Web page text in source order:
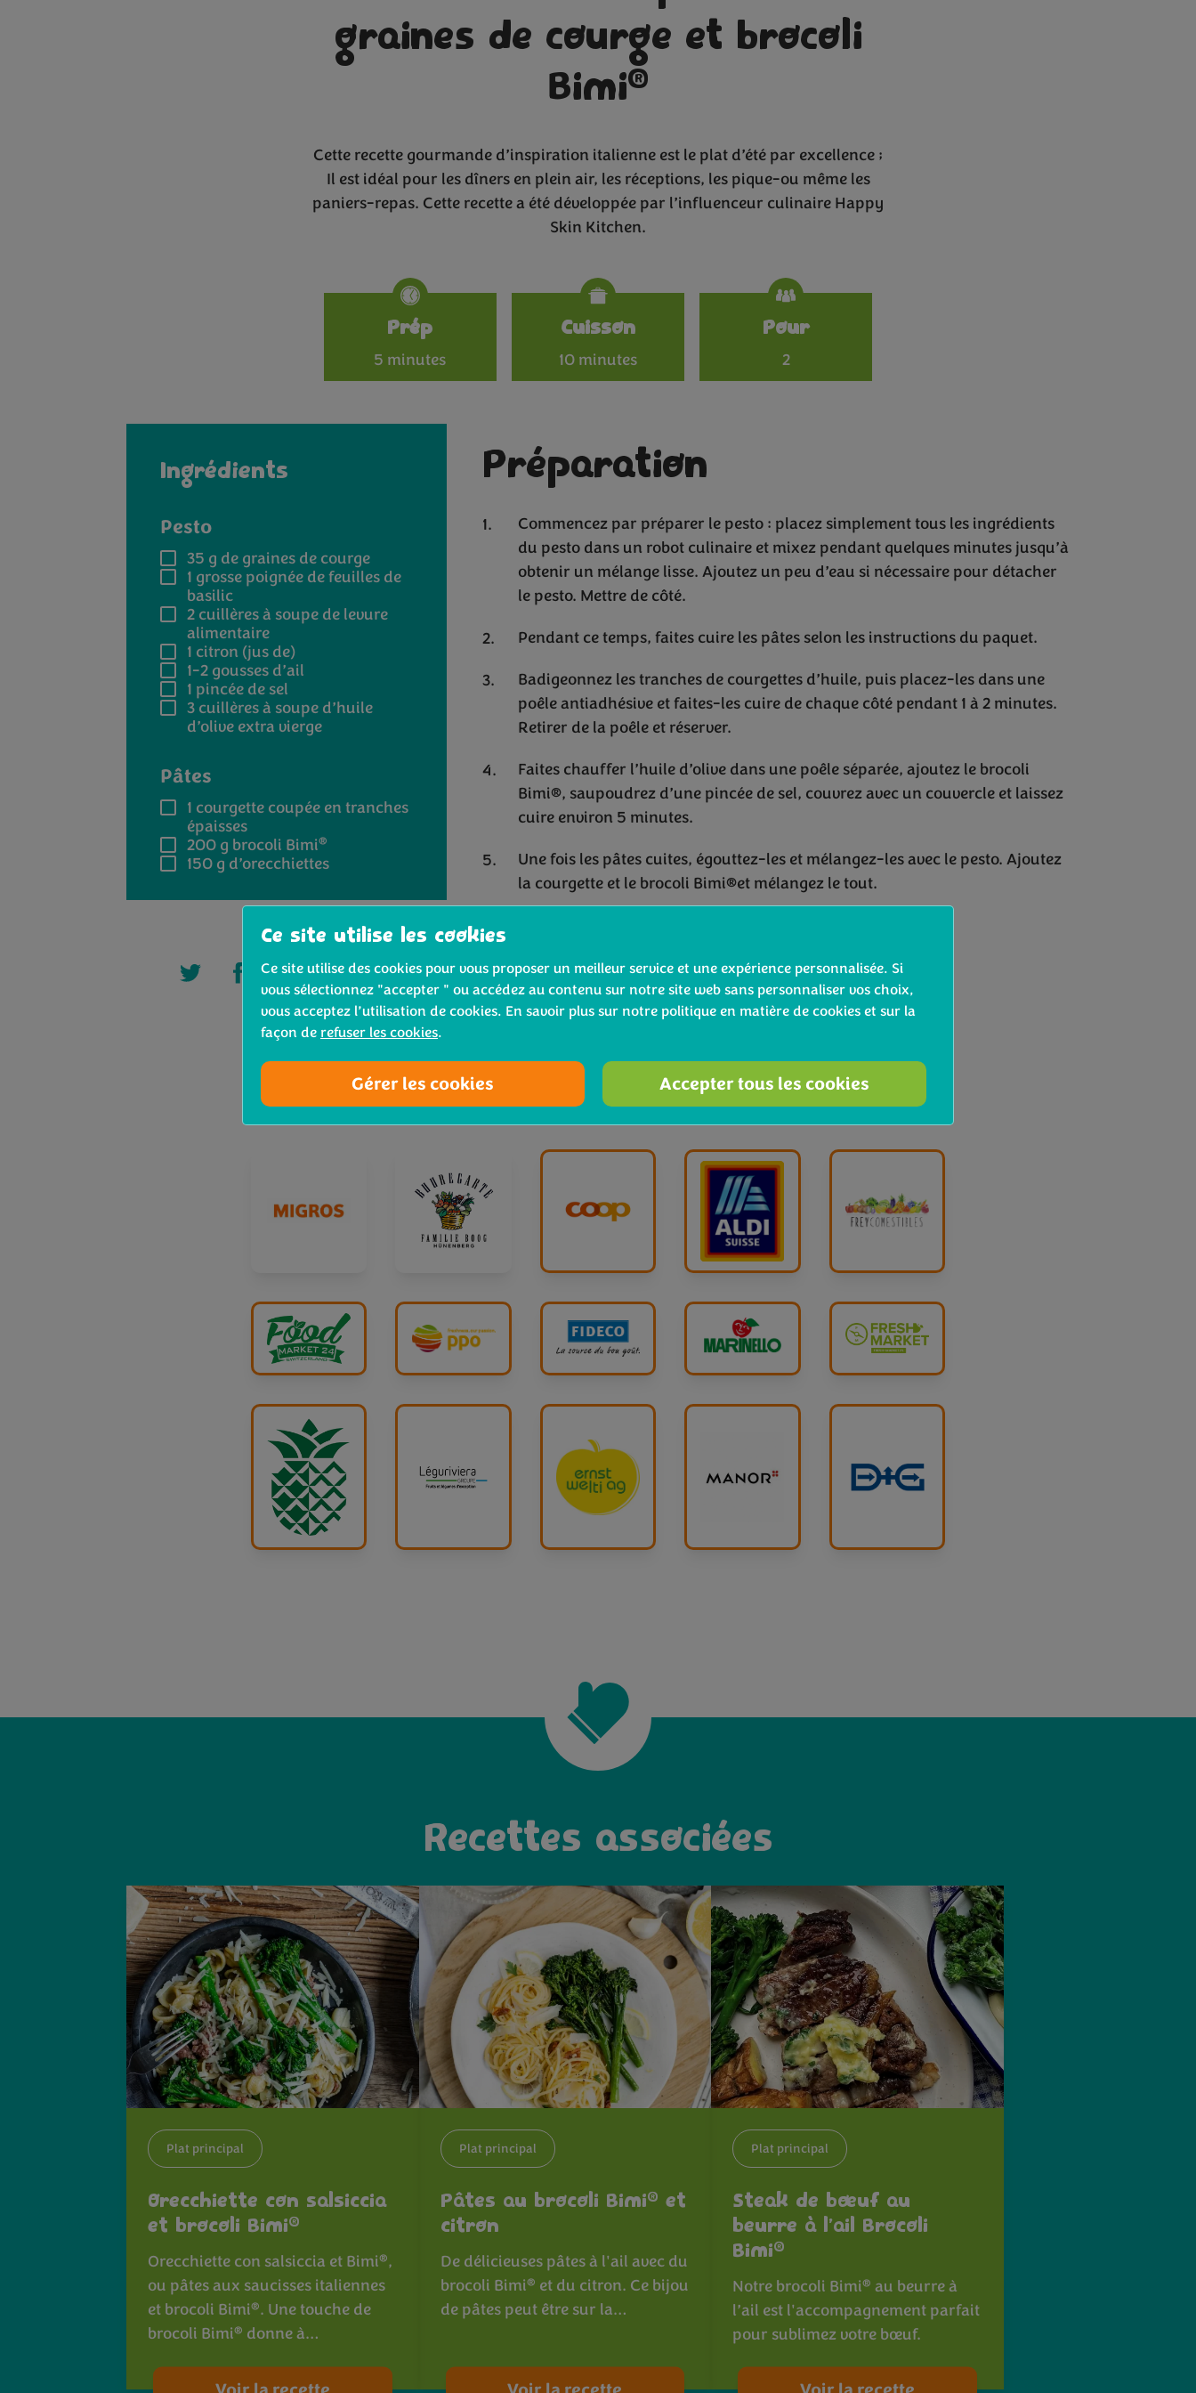
graines de courge et brocoli
Bimi®
Cette recette gourmande d’inspiration italienne est le plat d’été par excellence ;
Il est idéal pour les dîners en plein air, les réceptions, les pique-ou même les
paniers-repas. Cette recette a été développée par l’influenceur culinaire Happy
Skin Kitchen.
Specifications
Prép
5 minutes
Cuisson
10 minutes
Pour
2
Ingrédients
Pesto
35 g de graines de courge
1 grosse poignée de feuilles de
basilic
2 cuillères à soupe de levure
alimentaire
1 citron (jus de)
1-2 gousses d’ail
1 pincée de sel
3 cuillères à soupe d’huile
d’olive extra vierge
Pâtes
1 courgette coupée en tranches
épaisses
200 g brocoli Bimi®
150 g d’orecchiettes
Préparation
Commencez par préparer le pesto : placez simplement tous les ingrédients
du pesto dans un robot culinaire et mixez pendant quelques minutes jusqu’à
obtenir un mélange lisse. Ajoutez un peu d’eau si nécessaire pour détacher
le pesto. Mettre de côté.
Pendant ce temps, faites cuire les pâtes selon les instructions du paquet.
Badigeonnez les tranches de courgettes d’huile, puis placez-les dans une
poêle antiadhésive et faites-les cuire de chaque côté pendant 1 à 2 minutes.
Retirer de la poêle et réserver.
Faites chauffer l’huile d’olive dans une poêle séparée, ajoutez le brocoli
Bimi®, saupoudrez d’une pincée de sel, couvrez avec un couvercle et laissez
cuire environ 5 minutes.
Une fois les pâtes cuites, égouttez-les et mélangez-les avec le pesto. Ajoutez
la courgette et le brocoli Bimi®et mélangez le tout.
Recettes associées
Plat principal
Orecchiette con salsiccia
et brocoli Bimi®
Orecchiette con salsiccia et Bimi®,
ou pâtes aux saucisses italiennes
et brocoli Bimi®. Une touche de
brocoli Bimi® donne à…
Plat principal
Pâtes au brocoli Bimi® et
citron
De délicieuses pâtes à l'ail avec du
brocoli Bimi® et du citron. Ce bijou
de pâtes peut être sur la…
Plat principal
Steak de bœuf au
beurre à l’ail Brocoli
Bimi®
Notre brocoli Bimi® au beurre à
l’ail est l'accompagnement parfait
pour sublimez votre bœuf.
Ce site utilise les cookies
Ce site utilise des cookies pour vous proposer un meilleur service et une expérience personnalisée. Si
vous sélectionnez "accepter " ou accédez au contenu sur notre site web sans personnaliser vos choix,
vous acceptez l’utilisation de cookies. En savoir plus sur notre politique en matière de cookies et sur la
façon de refuser les cookies.
Gérer les cookies Accepter tous les cookies